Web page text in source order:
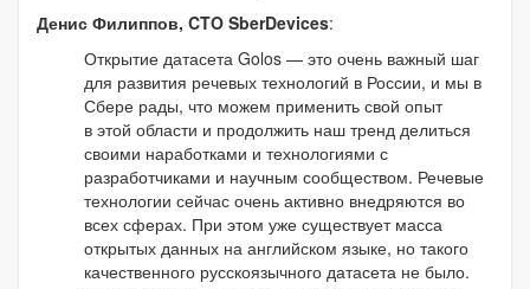
Денис Филиппов, CTO SberDevices:
Открытие датасета Golos — это очень важный шаг
для развития речевых технологий в России, и мы в
Сбере рады, что можем применить свой опыт
в этой области и продолжить наш тренд делиться
своими наработками и технологиями с
разработчиками и научным сообществом. Речевые
технологии сейчас очень активно внедряются во
всех сферах. При этом уже существует масса
открытых данных на английском языке, но такого
качественного русскоязычного датасета не было.